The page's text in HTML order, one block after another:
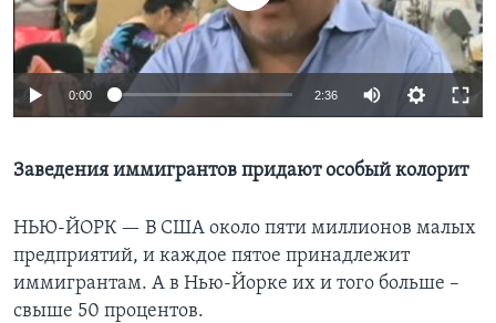
Learning English
СОЦИАЛЬНЫЕ СЕТИ
0:00 2:36
Заведения иммигрантов придают особый колорит
НЬЮ-ЙОРК — В США около пяти миллионов малых
предприятий, и каждое пятое принадлежит
иммигрантам. А в Нью-Йорке их и того больше –
свыше 50 процентов.